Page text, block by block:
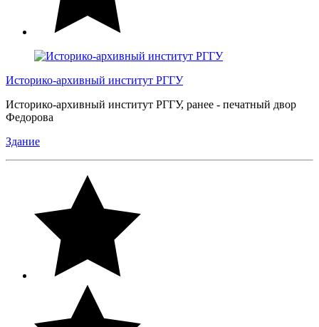
Историко-архивный институт РГГУ
Историко-архивный институт РГГУ, ранее - печатный двор
Федорова
Здание